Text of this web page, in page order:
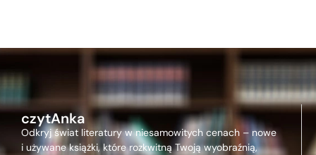
czytAnka
Odkryj świat literatury w niesamowitych cenach – nowe
i używane książki, które rozkwitną Twoją wyobraźnią,